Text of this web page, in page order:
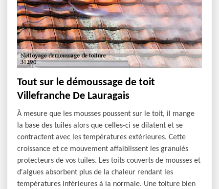
Tout sur le démoussage de toit
Villefranche De Lauragais
À mesure que les mousses poussent sur le toit, il mange
la base des tuiles alors que celles-ci se dilatent et se
contractent avec les températures extérieures. Cette
croissance et ce mouvement affaiblissent les granulés
protecteurs de vos tuiles. Les toits couverts de mousses et
d'algues absorbent plus de la chaleur rendant les
températures inférieures à la normale. Une toiture bien